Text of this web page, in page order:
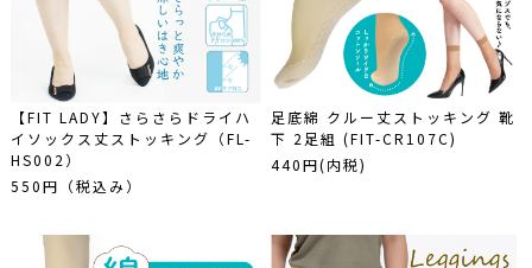
【FIT LADY】さらさらドライハ
イソックス丈ストッキング（FL-
HS002）
550円（税込み）
足底綿 クルー丈ストッキング 靴
下 2足組 (FIT-CR107C)
440円(内税)